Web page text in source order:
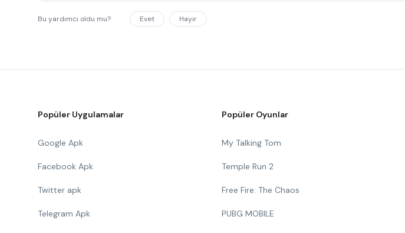
Bu yardımcı oldu mu? Evet Hayır
Popüler Uygulamalar
Google Apk
Facebook Apk
Twitter apk
Telegram Apk
Popüler Oyunlar
My Talking Tom
Temple Run 2
Free Fire: The Chaos
PUBG MOBILE